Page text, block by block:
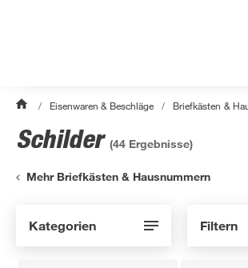
/ Eisenwaren & Beschläge / Briefkästen &
Schilder (44 Ergebnisse)
Mehr Briefkästen & Hausnummern
Kategorien Filtern